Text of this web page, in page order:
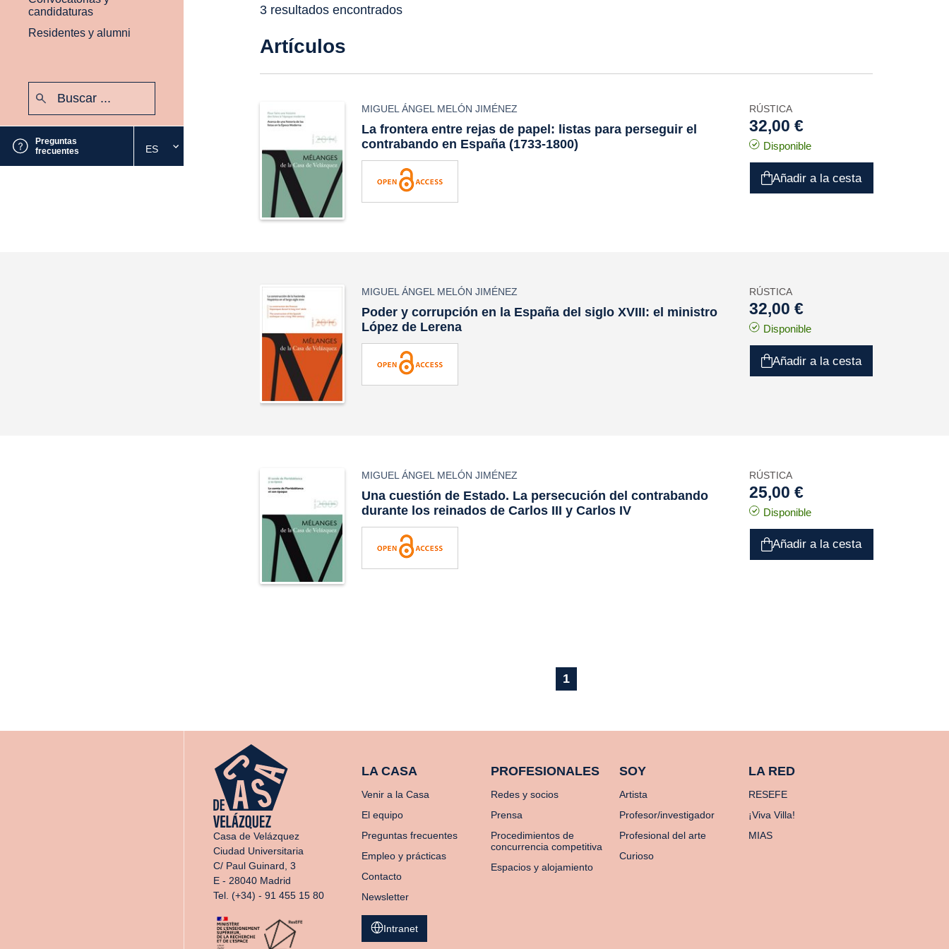
candidaturas
Residentes y alumni
Preguntas
frecuentes
Seleccione
el
ES
3 resultados encontrados
Artículos
MIGUEL ÁNGEL MELÓN JIMÉNEZ
La frontera entre rejas de papel: listas para perseguir el
contrabando en España (1733-1800)
RÚSTICA
32,00 €
Disponible
Añadir a la cesta
MIGUEL ÁNGEL MELÓN JIMÉNEZ
Poder y corrupción en la España del siglo XVIII: el ministro
López de Lerena
RÚSTICA
32,00 €
Disponible
Añadir a la cesta
MIGUEL ÁNGEL MELÓN JIMÉNEZ
Una cuestión de Estado. La persecución del contrabando
durante los reinados de Carlos III y Carlos IV
RÚSTICA
25,00 €
Disponible
Añadir a la cesta
1
Casa de Velázquez
Ciudad Universitaria
C/ Paul Guinard, 3
E - 28040 Madrid
Tel. (+34) - 91 455 15 80
LA CASA
Venir a la Casa
El equipo
Preguntas frecuentes
Empleo y prácticas
Contacto
Newsletter
PROFESIONALES
Redes y socios
Prensa
Procedimientos de
concurrencia competitiva
Espacios y alojamiento
SOY
Artista
Profesor/investigador
Profesional del arte
Curioso
LA RED
RESEFE
¡Viva Villa!
MIAS
Intranet